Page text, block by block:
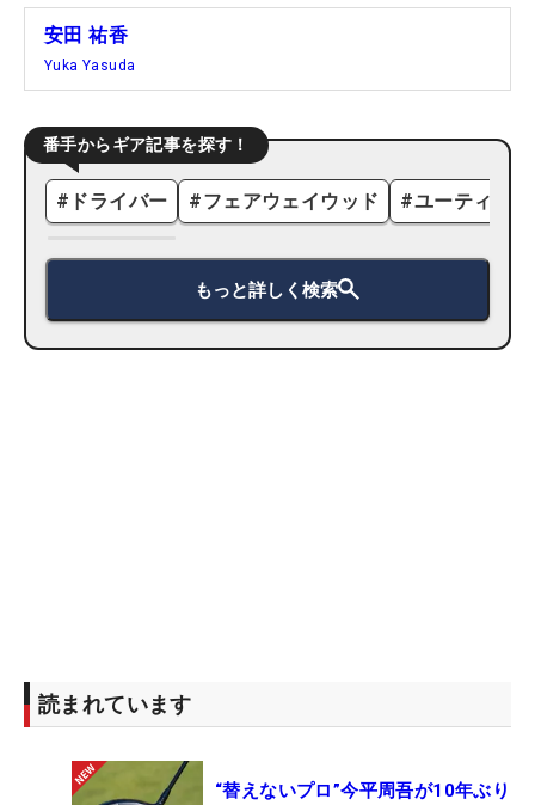
安田 祐香
Yuka Yasuda
番手からギア記事を探す！
# ドライバー #フェアウェイウッド #ユーティリ
もっと詳しく検索
読まれています
“替えないプロ”今平周吾が10年ぶり